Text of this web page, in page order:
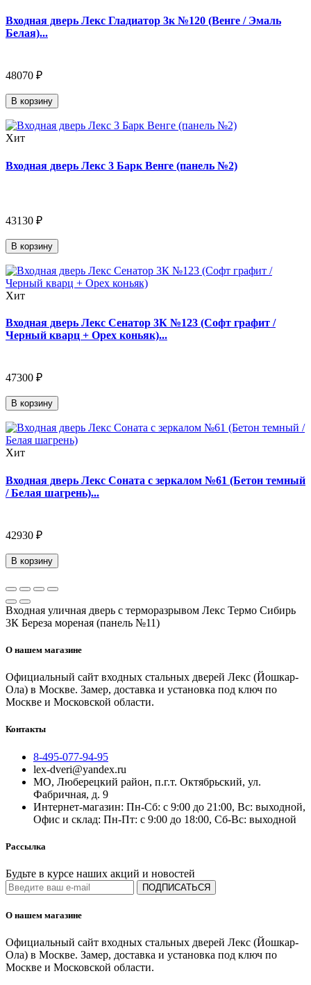
Входная дверь Лекс Гладиатор 3к №120 (Венге / Эмаль
Белая)...
48070 ₽
В корзину
Хит
Входная дверь Лекс 3 Барк Венге (панель №2)
43130 ₽
В корзину
Хит
Входная дверь Лекс Сенатор 3К №123 (Софт графит /
Черный кварц + Орех коньяк)...
47300 ₽
В корзину
Хит
Входная дверь Лекс Соната с зеркалом №61 (Бетон темный
/ Белая шагрень)...
42930 ₽
В корзину
Входная уличная дверь с терморазрывом Лекс Термо Сибирь
3К Береза мореная (панель №11)
О нашем магазине
Официальный сайт входных стальных дверей Лекс (Йошкар-
Ола) в Москве. Замер, доставка и установка под ключ по
Москве и Московской области.
Контакты
8-495-077-94-95
lex-dveri@yandex.ru
МО, Люберецкий район, п.г.т. Октябрьский, ул.
Фабричная, д. 9
Интернет-магазин: Пн-Сб: с 9:00 до 21:00, Вс: выходной,
Офис и склад: Пн-Пт: с 9:00 до 18:00, Сб-Вс: выходной
Рассылка
Будьте в курсе наших акций и новостей
ПОДПИСАТЬСЯ
О нашем магазине
Официальный сайт входных стальных дверей Лекс (Йошкар-
Ола) в Москве. Замер, доставка и установка под ключ по
Москве и Московской области.